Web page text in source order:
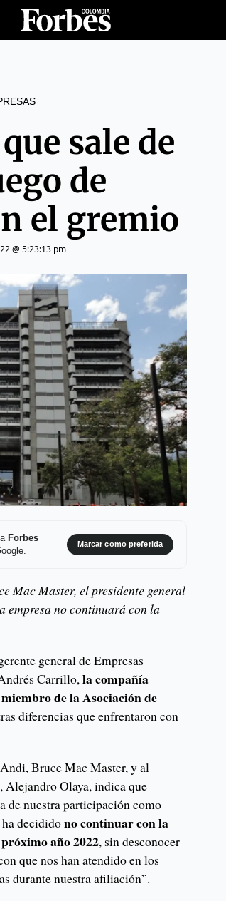
sale de
de
el gremio
@ 5:23:13 pm
Forbes
Marcar como preferida
Mac Master, el presidente general
empresa no continuará con la
general de Empresas
Carrillo,la compañía
de la Asociación de
diferencias que enfrentaron con
Bruce Mac Master, y al
Alejandro Olaya, indica que
de nuestra participación como
ha decididono continuar con la
año 2022, sin desconocer
que nos han atendido en los
durante nuestra afiliación”.